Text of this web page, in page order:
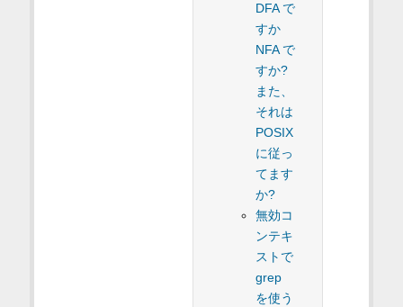
DFA で
すか
NFA で
すか?
また、
それは
POSIX
に従っ
てます
か?
無効コ
ンテキ
ストで
grep
を使う